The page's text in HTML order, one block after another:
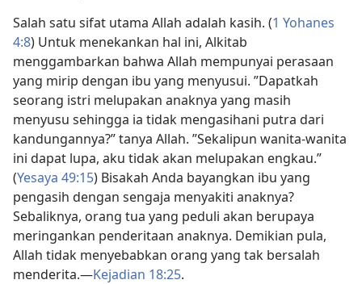
Salah satu sifat utama Allah adalah kasih. (1 Yohanes
4:8) Untuk menekankan hal ini, Alkitab
menggambarkan bahwa Allah mempunyai perasaan
yang mirip dengan ibu yang menyusui. ”Dapatkah
seorang istri melupakan anaknya yang masih
menyusu sehingga ia tidak mengasihani putra dari
kandungannya?” tanya Allah. ”Sekalipun wanita-wanita
ini dapat lupa, aku tidak akan melupakan engkau.”
(Yesaya 49:15) Bisakah Anda bayangkan ibu yang
pengasih dengan sengaja menyakiti anaknya?
Sebaliknya, orang tua yang peduli akan berupaya
meringankan penderitaan anaknya. Demikian pula,
Allah tidak menyebabkan orang yang tak bersalah
menderita.​—Kejadian 18:25.